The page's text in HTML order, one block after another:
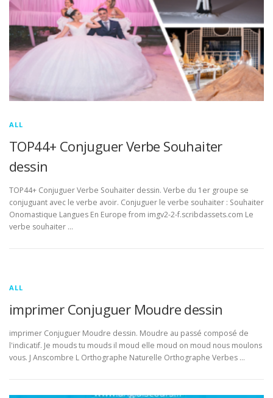
ALL
TOP44+ Conjuguer Verbe Souhaiter
dessin
TOP44+ Conjuguer Verbe Souhaiter dessin. Verbe du 1er groupe se
conjuguant avec le verbe avoir. Conjuguer le verbe souhaiter : Souhaiter
Onomastique Langues En Europe from imgv2-2-f.scribdassets.com Le
verbe souhaiter …
ALL
imprimer Conjuguer Moudre dessin
imprimer Conjuguer Moudre dessin. Moudre au passé composé de
l'indicatif. Je mouds tu mouds il moud elle moud on moud nous moulons
vous. J Anscombre L Orthographe Naturelle Orthographe Verbes …